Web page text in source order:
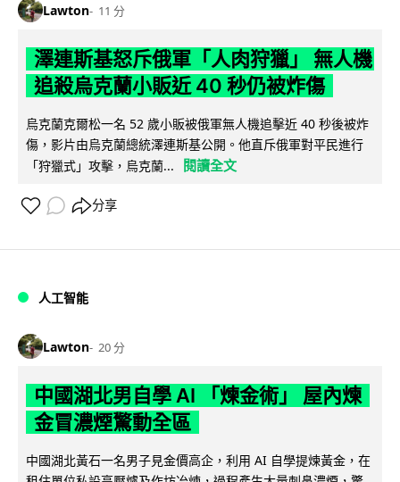
Lawton 11 分
澤連斯基怒斥俄軍「人肉狩獵」 無人機
追殺烏克蘭小販近 40 秒仍被炸傷
烏克蘭克爾松一名 52 歲小販被俄軍無人機追擊近 40 秒後被炸
傷，影片由烏克蘭總統澤連斯基公開。他直斥俄軍對平民進行
「狩獵式」攻擊，烏克蘭...
閱讀全文
分享
人工智能
Lawton 20 分
中國湖北男自學 AI 「煉金術」 屋內煉
金冒濃煙驚動全區
中國湖北黃石一名男子見金價高企，利用 AI 自學提煉黃金，在